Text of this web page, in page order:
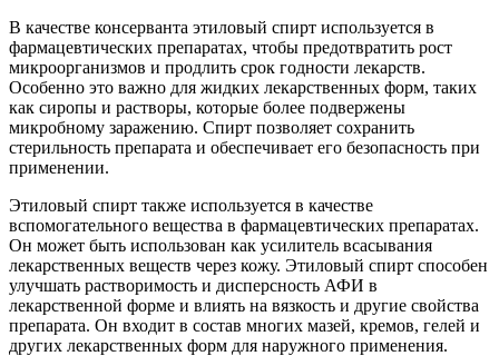
В качестве консерванта этиловый спирт используется в
фармацевтических препаратах, чтобы предотвратить рост
микроорганизмов и продлить срок годности лекарств.
Особенно это важно для жидких лекарственных форм, таких
как сиропы и растворы, которые более подвержены
микробному заражению. Спирт позволяет сохранить
стерильность препарата и обеспечивает его безопасность при
применении.
Этиловый спирт также используется в качестве
вспомогательного вещества в фармацевтических препаратах.
Он может быть использован как усилитель всасывания
лекарственных веществ через кожу. Этиловый спирт способен
улучшать растворимость и дисперсность АФИ в
лекарственной форме и влиять на вязкость и другие свойства
препарата. Он входит в состав многих мазей, кремов, гелей и
других лекарственных форм для наружного применения.